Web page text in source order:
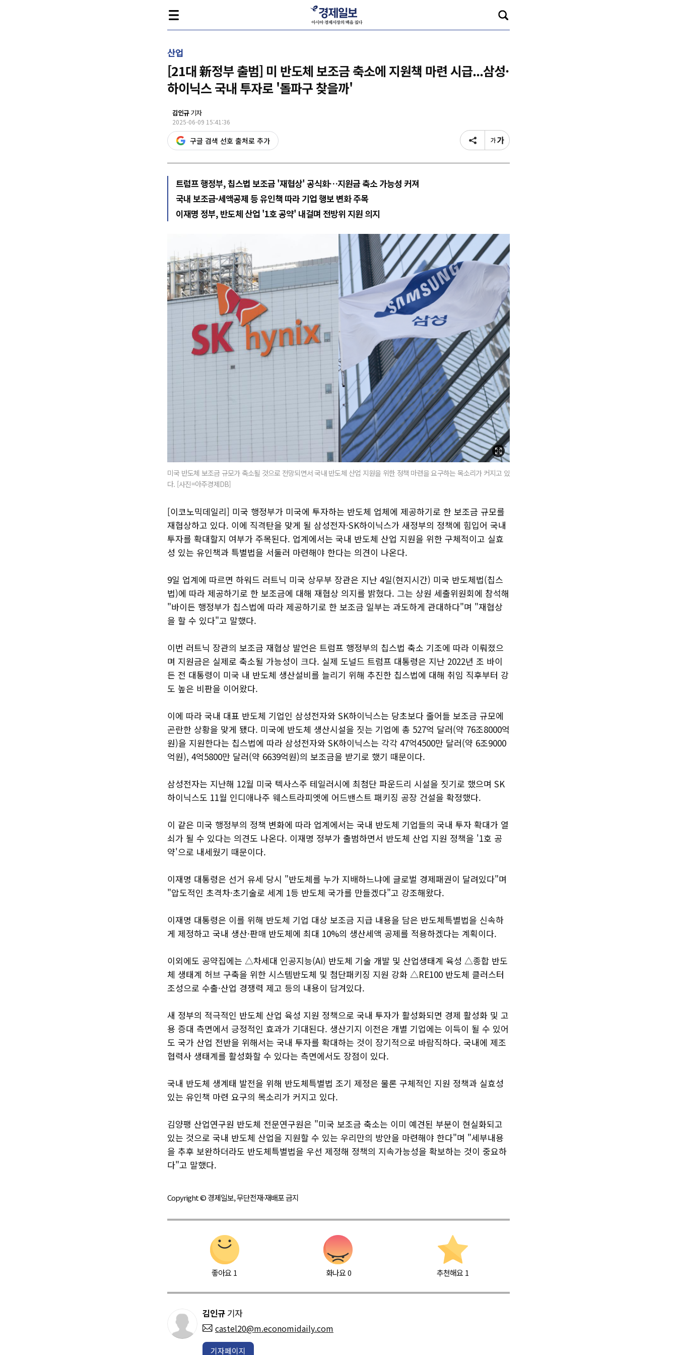
산업
[21대 新정부 출범] 미 반도체 보조금 축소에 지원책 마련 시급...삼성·
하이닉스 국내 투자로 '돌파구 찾을까'
김인규기자
2025-06-09 15:41:36
구글 검색 선호 출처로 추가
트럼프 행정부, 칩스법 보조금 '재협상' 공식화…지원금 축소 가능성 커져
국내 보조금·세액공제 등 유인책 따라 기업 행보 변화 주목
이재명 정부, 반도체 산업 '1호 공약' 내걸며 전방위 지원 의지
미국 반도체 보조금 규모가 축소될 것으로 전망되면서 국내 반도체 산업 지원을 위한 정책 마련을 요구하는 목소리가 커지고 있
다. [사진=아주경제DB]
[이코노믹데일리] 미국 행정부가 미국에 투자하는 반도체 업체에 제공하기로 한 보조금 규모를
재협상하고 있다. 이에 직격탄을 맞게 될 삼성전자·SK하이닉스가 새정부의 정책에 힘입어 국내
투자를 확대할지 여부가 주목된다. 업계에서는 국내 반도체 산업 지원을 위한 구체적이고 실효
성 있는 유인책과 특별법을 서둘러 마련해야 한다는 의견이 나온다.
9일 업계에 따르면 하워드 러트닉 미국 상무부 장관은 지난 4일(현지시간) 미국 반도체법(칩스
법)에 따라 제공하기로 한 보조금에 대해 재협상 의지를 밝혔다. 그는 상원 세출위원회에 참석해
"바이든 행정부가 칩스법에 따라 제공하기로 한 보조금 일부는 과도하게 관대하다"며 "재협상
을 할 수 있다"고 말했다.
이번 러트닉 장관의 보조금 재협상 발언은 트럼프 행정부의 칩스법 축소 기조에 따라 이뤄졌으
며 지원금은 실제로 축소될 가능성이 크다. 실제 도널드 트럼프 대통령은 지난 2022년 조 바이
든 전 대통령이 미국 내 반도체 생산설비를 늘리기 위해 추진한 칩스법에 대해 취임 직후부터 강
도 높은 비판을 이어왔다.
이에 따라 국내 대표 반도체 기업인 삼성전자와 SK하이닉스는 당초보다 줄어들 보조금 규모에
곤란한 상황을 맞게 됐다. 미국에 반도체 생산시설을 짓는 기업에 총 527억 달러(약 76조8000억
원)을 지원한다는 칩스법에 따라 삼성전자와 SK하이닉스는 각각 47억4500만 달러(약 6조9000
억원), 4억5800만 달러(약 6639억원)의 보조금을 받기로 했기 때문이다.
삼성전자는 지난해 12월 미국 텍사스주 테일러시에 최첨단 파운드리 시설을 짓기로 했으며 SK
하이닉스도 11월 인디애나주 웨스트라피엣에 어드밴스트 패키징 공장 건설을 확정했다.
이 같은 미국 행정부의 정책 변화에 따라 업계에서는 국내 반도체 기업들의 국내 투자 확대가 열
쇠가 될 수 있다는 의견도 나온다. 이재명 정부가 출범하면서 반도체 산업 지원 정책을 '1호 공
약'으로 내세웠기 때문이다.
이재명 대통령은 선거 유세 당시 "반도체를 누가 지배하느냐에 글로벌 경제패권이 달려있다"며
"압도적인 초격차·초기술로 세계 1등 반도체 국가를 만들겠다"고 강조해왔다.
이재명 대통령은 이를 위해 반도체 기업 대상 보조금 지급 내용을 담은 반도체특별법을 신속하
게 제정하고 국내 생산·판매 반도체에 최대 10%의 생산세액 공제를 적용하겠다는 계획이다.
이외에도 공약집에는 △차세대 인공지능(AI) 반도체 기술 개발 및 산업생태계 육성 △종합 반도
체 생태계 허브 구축을 위한 시스템반도체 및 첨단패키징 지원 강화 △RE100 반도체 클러스터
조성으로 수출·산업 경쟁력 제고 등의 내용이 담겨있다.
새 정부의 적극적인 반도체 산업 육성 지원 정책으로 국내 투자가 활성화되면 경제 활성화 및 고
용 증대 측면에서 긍정적인 효과가 기대된다. 생산기지 이전은 개별 기업에는 이득이 될 수 있어
도 국가 산업 전반을 위해서는 국내 투자를 확대하는 것이 장기적으로 바람직하다. 국내에 제조
협력사 생태계를 활성화할 수 있다는 측면에서도 장점이 있다.
국내 반도체 생계태 발전을 위해 반도체특별법 조기 제정은 물론 구체적인 지원 정책과 실효성
있는 유인책 마련 요구의 목소리가 커지고 있다.
김양팽 산업연구원 반도체 전문연구원은 "미국 보조금 축소는 이미 예견된 부분이 현실화되고
있는 것으로 국내 반도체 산업을 지원할 수 있는 우리만의 방안을 마련해야 한다"며 "세부내용
을 추후 보완하더라도 반도체특별법을 우선 제정해 정책의 지속가능성을 확보하는 것이 중요하
다"고 말했다.
Copyright © 경제일보, 무단전재·재배포 금지
좋아요 1 화나요0 추천해요 1
김인규 기자
castel20@m.economidaily.com
기자페이지